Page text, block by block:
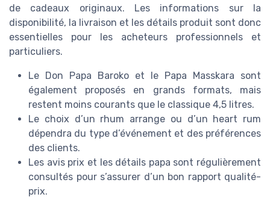
de cadeaux originaux. Les informations sur la
disponibilité, la livraison et les détails produit sont donc
essentielles pour les acheteurs professionnels et
particuliers.
Le Don Papa Baroko et le Papa Masskara sont
également proposés en grands formats, mais
restent moins courants que le classique 4,5 litres.
Le choix d’un rhum arrange ou d’un heart rum
dépendra du type d’événement et des préférences
des clients.
Les avis prix et les détails papa sont régulièrement
consultés pour s’assurer d’un bon rapport qualité-
prix.